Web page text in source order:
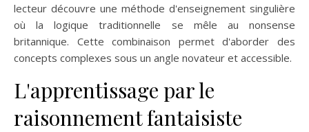
lecteur découvre une méthode d'enseignement singulière
où la logique traditionnelle se mêle au nonsense
britannique. Cette combinaison permet d'aborder des
concepts complexes sous un angle novateur et accessible.
L'apprentissage par le
raisonnement fantaisiste